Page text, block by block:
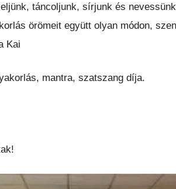
táncoljunk, sírjunk és
örömeit együtt olyan módon,
Kai
mantra, szatszang díja.